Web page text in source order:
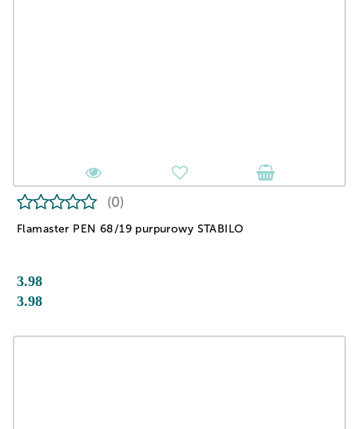
Flamaster PEN 68/19 purpurowy STABILO
(0)
3.98
3.98